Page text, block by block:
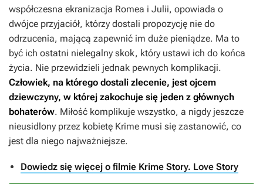
współczesna ekranizacja Romea i Julii, opowiada o
dwójce przyjaciół, którzy dostali propozycję nie do
odrzucenia, mającą zapewnić im duże pieniądze. Ma to
być ich ostatni nielegalny skok, który ustawi ich do końca
życia. Nie przewidzieli jednak pewnych komplikacji.
Człowiek, na którego dostali zlecenie, jest ojcem
dziewczyny, w której zakochuje się jeden z głównych
bohaterów. Miłość komplikuje wszystko, a nigdy jeszcze
nieusidlony przez kobietę Krime musi się zastanowić, co
jest dla niego najważniejsze.
Dowiedz się więcej o filmie Krime Story. Love Story